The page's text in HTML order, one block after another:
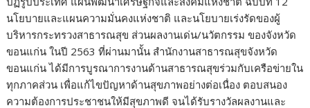
นโยบายและแผนความมั่นคงแห่งชาติ และนโยบายเร่งรัดของผู้
บริหารกระทรวงสาธารณสุข ส่วนผลงานเด่น/นวัตกรรม ของจังหวัด
ขอนแก่น ในปี 2563 ที่ผ่านมานั้น สำนักงานสาธารณสุขจังหวัด
ขอนแก่น ได้มีการบูรณาการงานด้านสาธารณสุขร่วมกับเครือข่ายใน
ทุกภาคส่วน เพื่อแก้ไขปัญหาด้านสุขภาพอย่างต่อเนื่อง ตอบสนอง
ความต้องการประชาชนให้มีสุขภาพดี จนได้รับรางวัลผลงานและ